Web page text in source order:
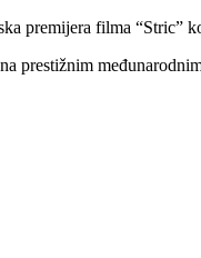
premijera filma
prestižnim